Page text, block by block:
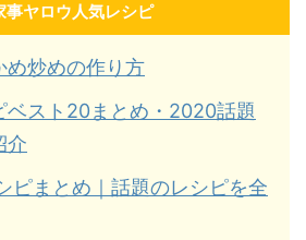
事ヤロウ人気レシピ
め炒めの作り方
ベスト20まとめ・2020話題
介
ピまとめ｜話題のレシピを全